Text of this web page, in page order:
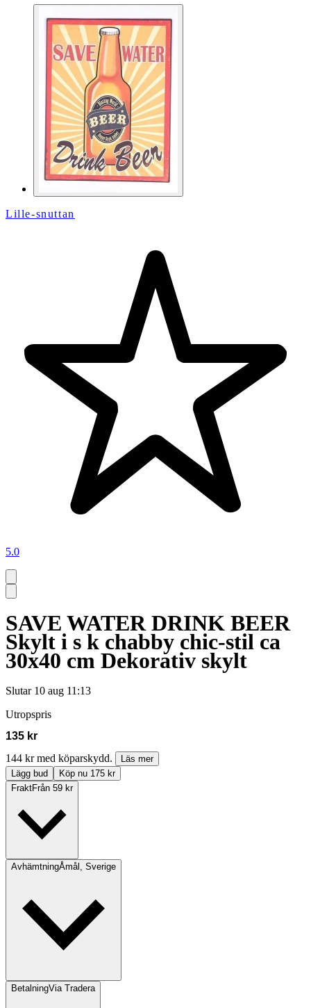
Lille-snuttan
5.0
SAVE WATER DRINK BEER
Skylt i s k chabby chic-stil ca
30x40 cm Dekorativ skylt
Slutar 10 aug 11:13
Utropspris
135 kr
144 kr med köparskydd.
Läs mer
Lägg bud
Köp nu 175 kr
FraktFrån 59 kr
AvhämtningÅmål, Sverige
BetalningVia Tradera